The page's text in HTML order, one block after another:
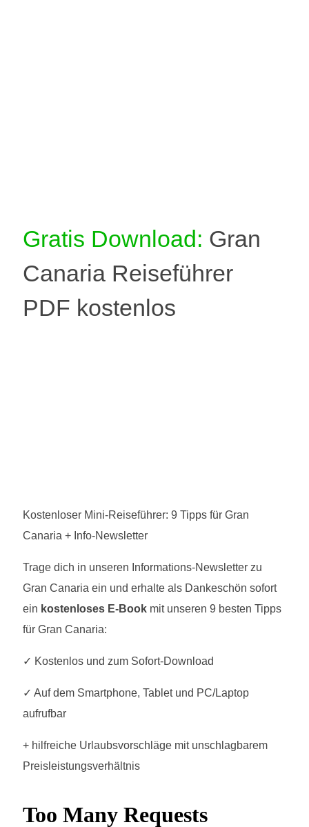
Gratis Download: Gran
Canaria Reiseführer
PDF kostenlos
Kostenloser Mini-Reiseführer: 9 Tipps für Gran
Canaria + Info-Newsletter
Trage dich in unseren Informations-Newsletter zu
Gran Canaria ein und erhalte als Dankeschön sofort
ein kostenloses E-Book mit unseren 9 besten Tipps
für Gran Canaria:
✓ Kostenlos und zum Sofort-Download
✓ Auf dem Smartphone, Tablet und PC/Laptop
aufrufbar
+ hilfreiche Urlaubsvorschläge mit unschlagbarem
Preisleistungsverhältnis